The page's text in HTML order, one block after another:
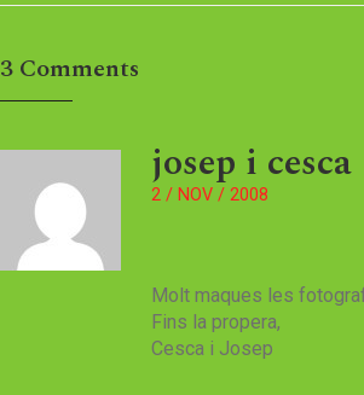
3 Comments
josep i cesca
2 / NOV / 2008
Molt maques les
Fins la propera,
Cesca i Josep